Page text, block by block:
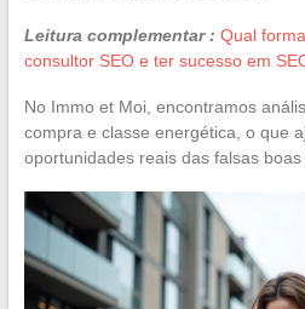
Leitura complementar : Qual
consultor SEO e ter sucesso em
No Immo et Moi, encontramos
compra e classe energética, o que
oportunidades reais das falsas boas